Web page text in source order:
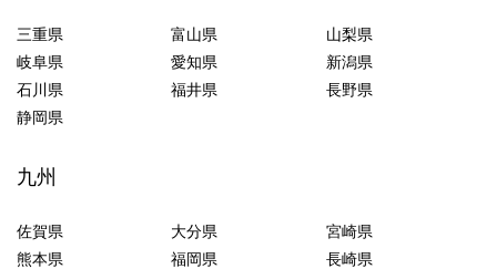
三重県 富山県
山梨県
岐阜県
愛知県
新潟県
石川県
福井県
長野県
静岡県
九州
佐賀県 大分県
宮崎県
熊本県
福岡県
長崎県